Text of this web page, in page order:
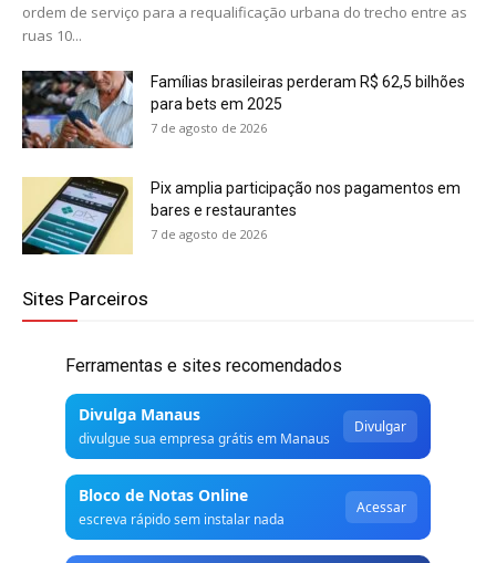
ordem de serviço para a requalificação urbana do trecho entre as
ruas 10...
Famílias brasileiras perderam R$ 62,5 bilhões
para bets em 2025
7 de agosto de 2026
Pix amplia participação nos pagamentos em
bares e restaurantes
7 de agosto de 2026
Sites Parceiros
Ferramentas e sites recomendados
Divulga Manaus
divulgue sua empresa grátis em Manaus
Divulgar
Bloco de Notas Online
escreva rápido sem instalar nada
Acessar